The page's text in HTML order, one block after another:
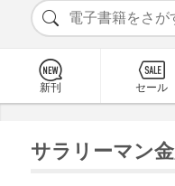
新刊 セール
サラリーマン